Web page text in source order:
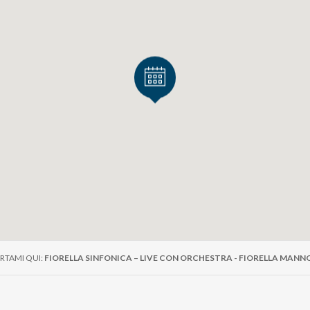
QUI: FIORELLA SINFONICA – LIVE CON ORCHESTRA - FIORELLA